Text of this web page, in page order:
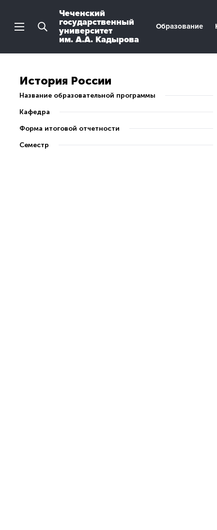
Чеченский
государственный
университет
им. А.А. Кадырова
Образование
История России
Название образовательной программы
Кафедра
Форма итоговой отчетности
Семестр